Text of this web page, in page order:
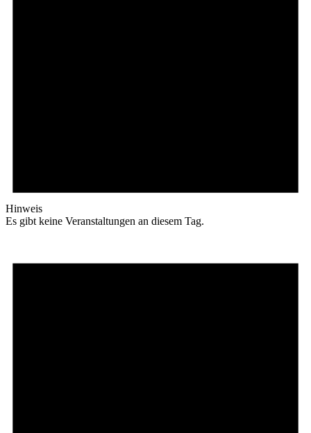
Hinweis
Es gibt keine Veranstaltungen an diesem Tag.